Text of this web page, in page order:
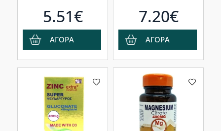
5.51€
ΑΓΟΡΑ
Αποτοξίνωση &
Ενίσχυση του
Ανοσοποιητικού, 30
δισκία
7.20€
ΑΓΟΡΑ